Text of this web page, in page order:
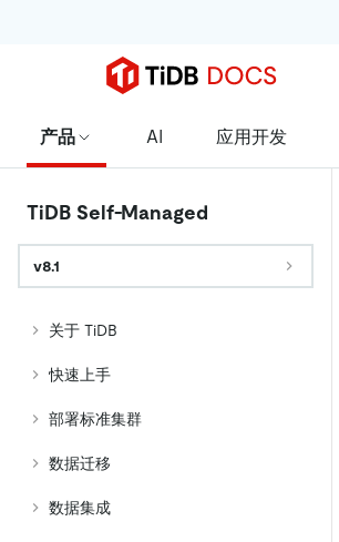
产品 AI 应用开发
TiDB Self-Managed
v8.1
关于 TiDB
快速上手
部署标准集群
数据迁移
数据集成